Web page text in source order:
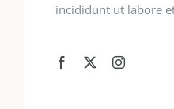
incididunt ut labore